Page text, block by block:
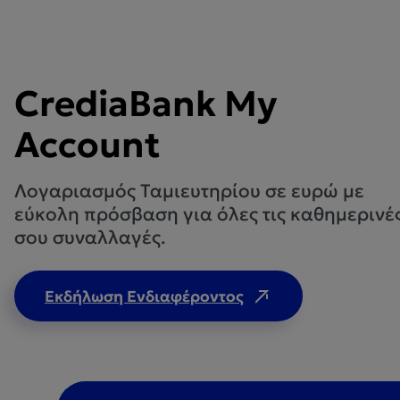
CrediaBank My
Account
Λογαριασμός Ταμιευτηρίου σε ευρώ με
εύκολη πρόσβαση για όλες τις
σου συναλλαγές.
Εκδήλωση Ενδιαφέροντος